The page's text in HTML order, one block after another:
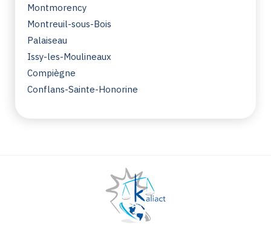
Montmorency
Montreuil-sous-Bois
Palaiseau
Issy-les-Moulineaux
Compiègne
Conflans-Sainte-Honorine